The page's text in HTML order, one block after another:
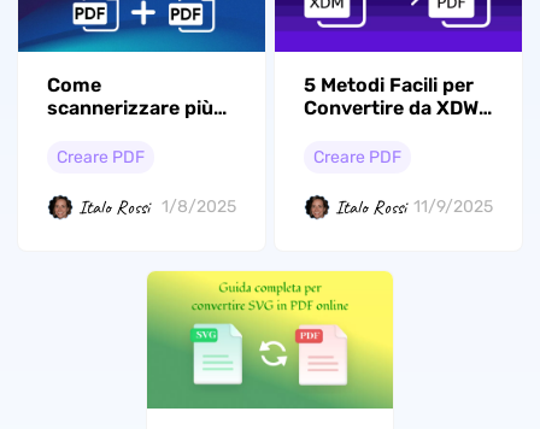
Come
scannerizzare più
file PDF?
Creare PDF
Italo Rossi 1/8/2025
5 Metodi Facili per
Convertire da XDW
Creare PDF
Italo Rossi 11/9/2025